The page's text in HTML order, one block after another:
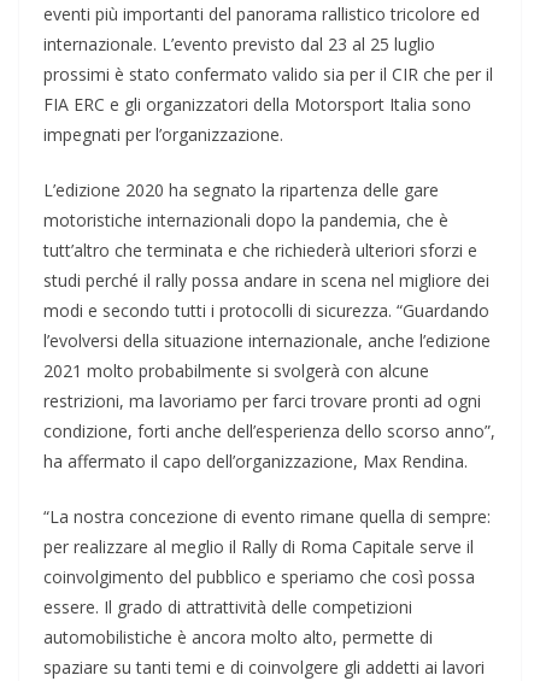
eventi più importanti del panorama rallistico tricolore ed
internazionale. L’evento previsto dal 23 al 25 luglio
prossimi è stato confermato valido sia per il CIR che per il
FIA ERC e gli organizzatori della Motorsport Italia sono
impegnati per l’organizzazione.
L’edizione 2020 ha segnato la ripartenza delle gare
motoristiche internazionali dopo la pandemia, che è
tutt’altro che terminata e che richiederà ulteriori sforzi e
studi perché il rally possa andare in scena nel migliore dei
modi e secondo tutti i protocolli di sicurezza. “Guardando
l’evolversi della situazione internazionale, anche l’edizione
2021 molto probabilmente si svolgerà con alcune
restrizioni, ma lavoriamo per farci trovare pronti ad ogni
condizione, forti anche dell’esperienza dello scorso anno”,
ha affermato il capo dell’organizzazione, Max Rendina.
“La nostra concezione di evento rimane quella di sempre:
per realizzare al meglio il Rally di Roma Capitale serve il
coinvolgimento del pubblico e speriamo che così possa
essere. Il grado di attrattività delle competizioni
automobilistiche è ancora molto alto, permette di
spaziare su tanti temi e di coinvolgere gli addetti ai lavori